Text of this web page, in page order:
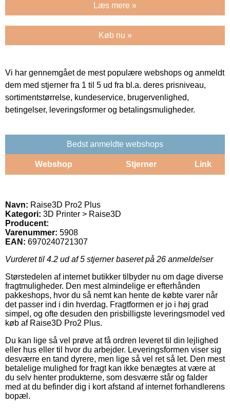
Læs mere »
Køb nu »
Vi har gennemgået de mest populære webshops og anmeldt
dem med stjerner fra 1 til 5 ud fra bl.a. deres prisniveau,
sortimentstørrelse, kundeservice, brugervenlighed,
betingelser, leveringsformer og betalingsmuligheder.
Bedst anmeldte webshops
Webshop Stjerner Link
Navn: Raise3D Pro2 Plus
Kategori: 3D Printer > Raise3D
Producent:
Varenummer: 5908
EAN: 6970240721307
Vurderet til 4.2 ud af 5 stjerner baseret på 26 anmeldelser
Størstedelen af internet butikker tilbyder nu om dage diverse
fragtmuligheder. Den mest almindelige er efterhånden
pakkeshops, hvor du så nemt kan hente de købte varer når
det passer ind i din hverdag. Fragtformen er jo i høj grad
simpel, og ofte desuden den prisbilligste leveringsmodel ved
køb af Raise3D Pro2 Plus.
Du kan lige så vel prøve at få ordren leveret til din lejlighed
eller hus eller til hvor du arbejder. Leveringsformen viser sig
desværre en tand dyrere, men lige så vel ret så let. Den mest
betalelige mulighed for fragt kan ikke benægtes at være at
du selv henter produkterne, som desværre står og falder
med at du befinder dig i kort afstand af internet forhandlerens
bopæl.